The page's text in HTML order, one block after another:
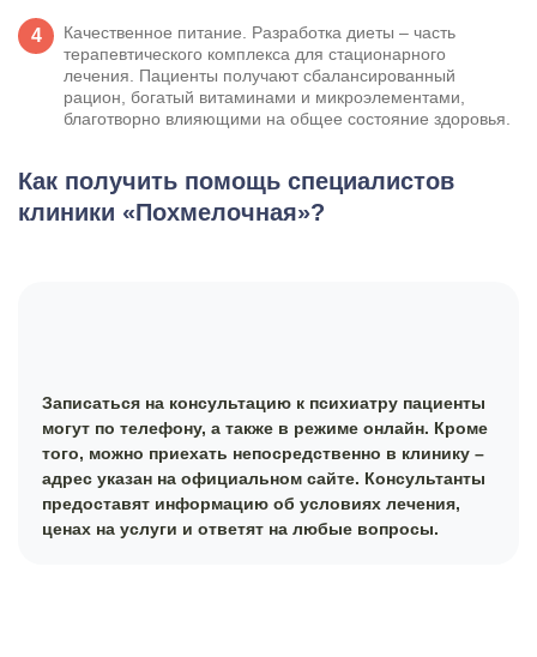
Качественное питание. Разработка диеты – часть
терапевтического комплекса для стационарного
лечения. Пациенты получают сбалансированный
рацион, богатый витаминами и микроэлементами,
благотворно влияющими на общее состояние здоровья.
Как получить помощь специалистов
клиники «Похмелочная»?
Записаться на консультацию к психиатру пациенты
могут по телефону, а также в режиме онлайн. Кроме
того, можно приехать непосредственно в клинику –
адрес указан на официальном сайте. Консультанты
предоставят информацию об условиях лечения,
ценах на услуги и ответят на любые вопросы.